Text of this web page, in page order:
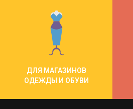
ДЛЯ МАГАЗИНОВ
ОДЕЖДЫ И ОБУВИ